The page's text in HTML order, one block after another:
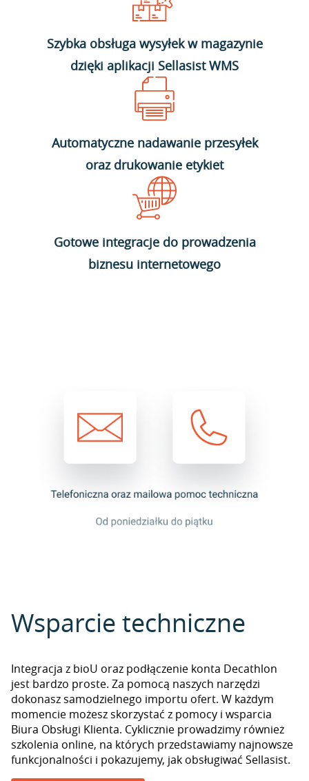
Szybka obsługa wysyłek w magazynie
dzięki aplikacji Sellasist WMS
Automatyczne nadawanie przesyłek
oraz drukowanie etykiet
Gotowe integracje do prowadzenia
biznesu internetowego
Wsparcie techniczne
Integracja z bioU oraz podłączenie konta Decathlon
jest bardzo proste. Za pomocą naszych narzędzi
dokonasz samodzielnego importu ofert. W każdym
momencie możesz skorzystać z pomocy i wsparcia
Biura Obsługi Klienta. Cyklicznie prowadzimy również
szkolenia online, na których przedstawiamy najnowsze
funkcjonalności i pokazujemy, jak obsługiwać Sellasist.